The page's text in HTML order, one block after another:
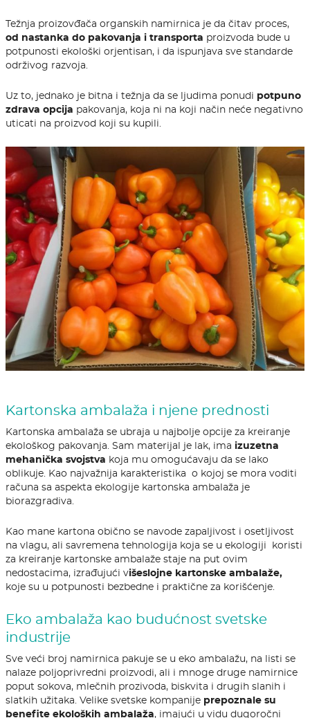
Težnja proizovđača organskih namirnica je da čitav proces,
od nastanka do pakovanja i transporta proizvoda bude u
potpunosti ekološki orjentisan, i da ispunjava sve standarde
održivog razvoja.
Uz to, jednako je bitna i težnja da se ljudima ponudi potpuno
zdrava opcija pakovanja, koja ni na koji način neće negativno
uticati na proizvod koji su kupili.
Kartonska ambalaža i njene prednosti
Kartonska ambalaža se ubraja u najbolje opcije za kreiranje
ekološkog pakovanja. Sam materijal je lak, ima izuzetna
mehanička svojstva koja mu omogućavaju da se lako
oblikuje. Kao najvažnija karakteristika o kojoj se mora voditi
računa sa aspekta ekologije kartonska ambalaža je
biorazgradiva.
Kao mane kartona obično se navode zapaljivost i osetljivost
na vlagu, ali savremena tehnologija koja se u ekologiji koristi
za kreiranje kartonske ambalaže staje na put ovim
nedostacima, izrađujući višeslojne kartonske ambalaže,
koje su u potpunosti bezbedne i praktične za korišćenje.
Eko ambalaža kao budućnost svetske
industrije
Sve veći broj namirnica pakuje se u eko ambalažu, na listi se
nalaze poljoprivredni proizvodi, ali i mnoge druge namirnice
poput sokova, mlečnih prozivoda, biskvita i drugih slanih i
slatkih užitaka. Velike svetske kompanije prepoznale su
benefite ekoloških ambalaža, imajući u vidu dugoročni